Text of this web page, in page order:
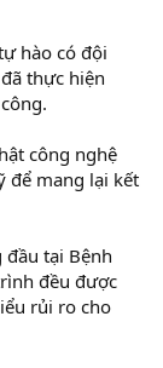
hào có đội
thực hiện
công nghệ
để mang lại kết
đầu tại Bệnh
đều được
rủi ro cho